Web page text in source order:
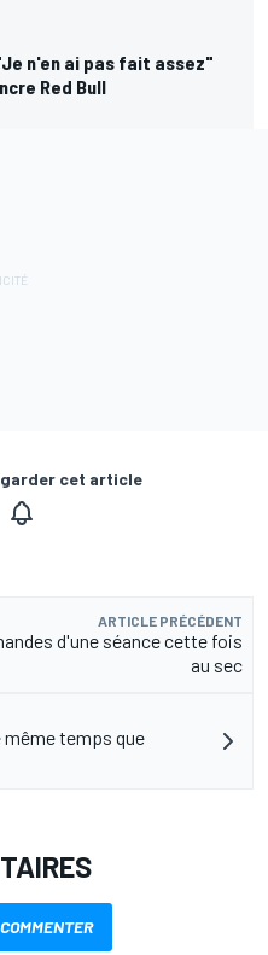
n'en ai pas fait assez"
Red Bull
cet article
ARTICLE PRÉCÉDENT
d'une séance cette fois
au sec
même temps que